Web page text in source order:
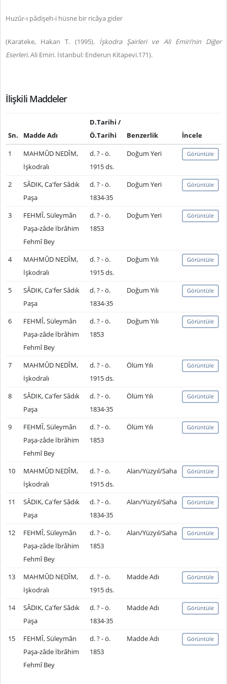
Huzûr-ı pâdişeh-i hüsne bir ricâya gider
(Karateke, Hakan T. (1995).İşkodra Şairleri ve Ali Emiri’nin Diğer
Eserleri.Ali Emiri. İstanbul: Enderun Kitapevi.171).
İlişkili Maddeler
Sn. Madde Adı
D.Tarihi /
Ö.Tarihi
Benzerlik
İncele
1
MAHMÛD NEDÎM,
İşkodralı
d. ? - ö.
1915 ds.
Doğum Yeri Görüntüle
2
SÂDIK, Ca'fer Sâdık
Paşa
d. ? - ö.
1834-35
Doğum Yeri Görüntüle
3
FEHMÎ, Süleymân
Paşa-zâde İbrâhim
Fehmî Bey
d. ? - ö.
1853
Doğum Yeri Görüntüle
4
MAHMÛD NEDÎM,
İşkodralı
d. ? - ö.
1915 ds.
Doğum Yılı Görüntüle
5
SÂDIK, Ca'fer Sâdık
Paşa
d. ? - ö.
1834-35
Doğum Yılı Görüntüle
6
FEHMÎ, Süleymân
Paşa-zâde İbrâhim
Fehmî Bey
d. ? - ö.
1853
Doğum Yılı Görüntüle
7
MAHMÛD NEDÎM,
İşkodralı
d. ? - ö.
1915 ds.
Ölüm Yılı Görüntüle
8
SÂDIK, Ca'fer Sâdık
Paşa
d. ? - ö.
1834-35
Ölüm Yılı Görüntüle
9
FEHMÎ, Süleymân
Paşa-zâde İbrâhim
Fehmî Bey
d. ? - ö.
1853
Ölüm Yılı Görüntüle
10
MAHMÛD NEDÎM,
İşkodralı
d. ? - ö.
1915 ds.
Alan/Yüzyıl/Saha Görüntüle
11
SÂDIK, Ca'fer Sâdık
Paşa
d. ? - ö.
1834-35
Alan/Yüzyıl/Saha Görüntüle
12
FEHMÎ, Süleymân
Paşa-zâde İbrâhim
Fehmî Bey
d. ? - ö.
1853
Alan/Yüzyıl/Saha Görüntüle
13
MAHMÛD NEDÎM,
İşkodralı
d. ? - ö.
1915 ds.
Madde Adı Görüntüle
14
SÂDIK, Ca'fer Sâdık
Paşa
d. ? - ö.
1834-35
Madde Adı Görüntüle
15
FEHMÎ, Süleymân
Paşa-zâde İbrâhim
Fehmî Bey
d. ? - ö.
1853
Madde Adı Görüntüle